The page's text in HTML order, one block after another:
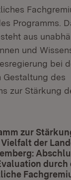
Programms.
aus
und
bei
Gestaltung des
zur Stärkung
zur
der
durch